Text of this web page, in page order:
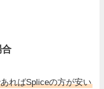
ればSpliceの方が安い